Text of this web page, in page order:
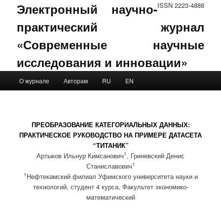
ISSN 2223-4888
Электронный научно-
практический журнал
«Современные научные
исследования и инновации»
Skip to primary content
Skip to secondary content
О журнале Авторам RU EN
ПРЕОБРАЗОВАНИЕ КАТЕГОРИАЛЬНЫХ ДАННЫХ:
ПРАКТИЧЕСКОЕ РУКОВОДСТВО НА ПРИМЕРЕ ДАТАСЕТА
“ТИТАНИК”
Артыков Ильнур Кимсанович1 , Гриневский Денис
Станиславович1
1 Нефтекамский филиал Уфимского университета науки и
технологий, студент 4 курса, Факультет экономико-
математический